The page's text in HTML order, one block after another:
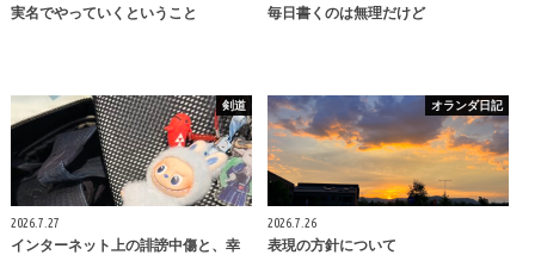
実名でやっていくということ 毎日書くのは無理だけど
剣道
2026.7.27
インターネット上の誹謗中傷と、幸
オランダ日記
2026.7.26
表現の方針について